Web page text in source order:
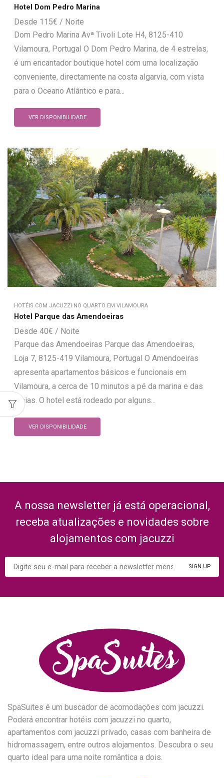
Hotel Dom Pedro Marina
115€
Dom Pedro Marina Avª Tivoli Lote H4, 8125-410
Vilamoura, Portugal O Dom Pedro Marina, de 4 estrelas,
é um encantador boutique hotel com uma localização
conveniente, directamente na costa algarvia, com vista
para o Oceano Atlântico e para...
VER DISPONIBILIDADE
HOTÉIS COM JACUZZI NO QUARTO EM VILAMOURA
Hotel Parque das Amendoeiras
40€
Parque das Amendoeiras Parque das Amendoeiras,
Loja 7, 8125-419 Vilamoura, Portugal O Amendoeiras
apresenta apartamentos básicos e funcionais em
Vilamoura, a cerca de 10 minutos a pé da marina e das
praias. O hotel está rodeado por alguns...
VER DISPONIBILIDADE
A nossa newsletter já está operacional,
receba atualizações e novidades sobre
alojamentos com jacuzzi
SpaSuites é um buscador de acomodações com jacuzzi.
Poderá encontrar hotéis com jacuzzi no quarto,
apartamentos com jacuzzi privado, casas com banheira de
hidromassagem, entre outros alojamentos. Descubra o seu
quarto ideal para uma noite romântica a dois.